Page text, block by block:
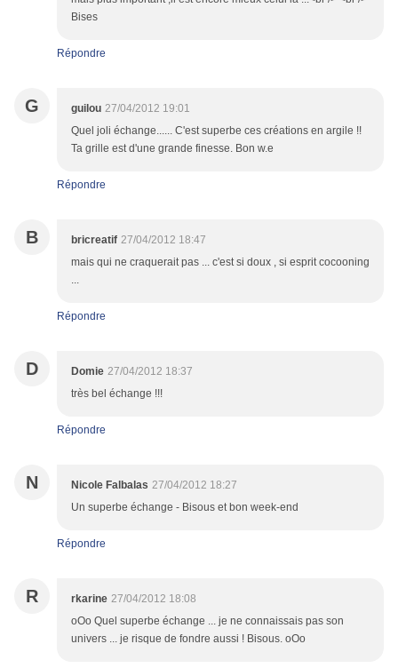
Bises
Répondre
G guilou 27/04/2012 19:01
Quel joli échange...... C'est superbe ces créations en argile !!
Ta grille est d'une grande finesse. Bon w.e
Répondre
B bricreatif 27/04/2012 18:47
mais qui ne craquerait pas ... c'est si doux , si esprit cocooning
...
Répondre
D Domie 27/04/2012 18:37
très bel échange !!!
Répondre
N Nicole Falbalas 27/04/2012 18:27
Un superbe échange - Bisous et bon week-end
Répondre
R rkarine 27/04/2012 18:08
oOo Quel superbe échange ... je ne connaissais pas son
univers ... je risque de fondre aussi ! Bisous. oOo